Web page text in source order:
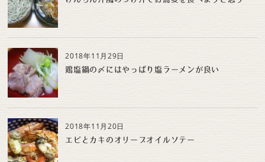
2018年11月29日
鶏塩鍋の〆にはやっぱり塩ラーメンが良い
2018年11月20日
エビとカキのオリーブオイルソテー